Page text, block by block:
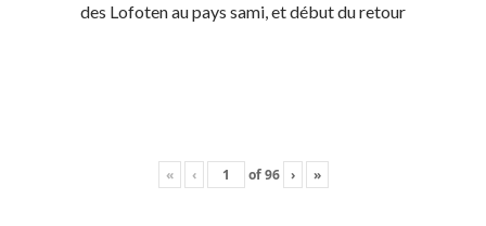
des Lofoten au pays sami, et début du retour
« ‹ of96 › »